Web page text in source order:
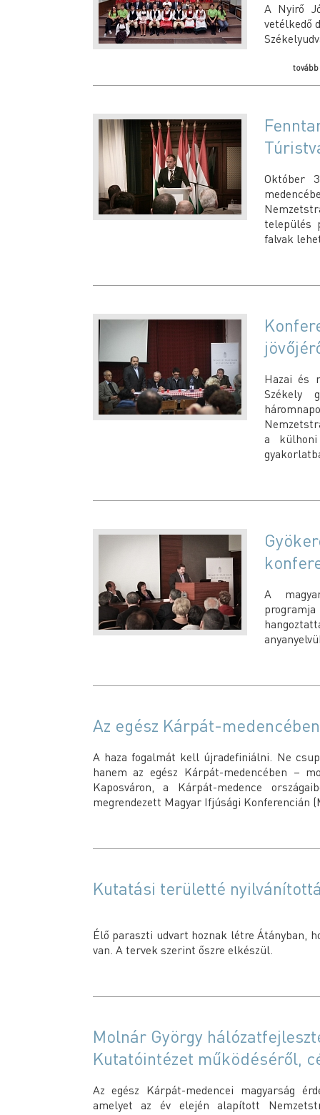
A Nyirő
vetélkedő
tovább
Október
település
falvak
Hazai és
Székely
a külhoni
A
programja
Az egész Kárpát-
A haza fogalmát kell újradefiniálni. Ne
hanem az egész Kárpát-medencében –
Kaposváron, a Kárpát-medence
megrendezett Magyar Ifjúsági Konferencián
Kutatási területté
Élő paraszti udvart hoznak létre Átányban,
van. A tervek szerint őszre elkészül.
Molnár György
Kutatóintézet működéséről,
Az egész Kárpát-medencei magyarság
amelyet az év elején alapított